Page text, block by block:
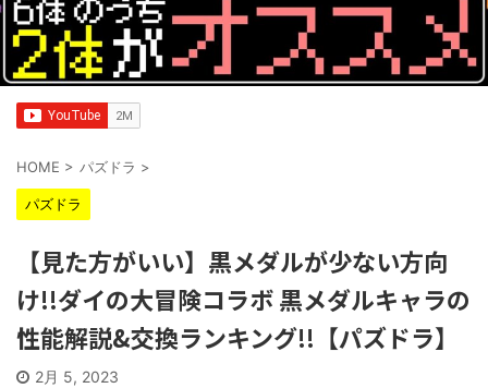
HOME > パズドラ >
パズドラ
【見た方がいい】黒メダルが少ない方向
け!!ダイの大冒険コラボ 黒メダルキャラの
性能解説&交換ランキング!!【パズドラ】
2月 5, 2023